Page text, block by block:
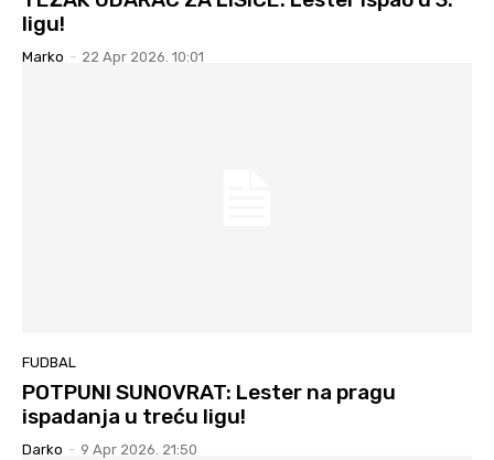
ligu!
Marko - 22 Apr 2026. 10:01
FUDBAL
POTPUNI SUNOVRAT: Lester na pragu
ispadanja u treću ligu!
Darko - 9 Apr 2026. 21:50